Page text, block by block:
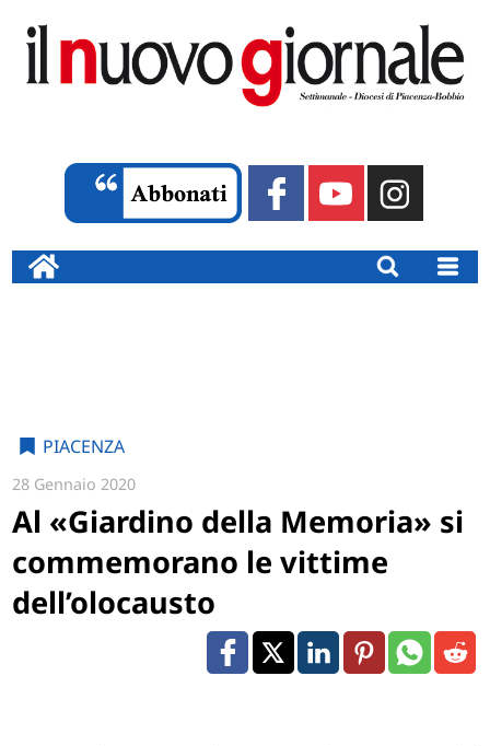
PIACENZA
28 Gennaio 2020
Al «Giardino della Memoria» si
commemorano le vittime
dell’olocausto